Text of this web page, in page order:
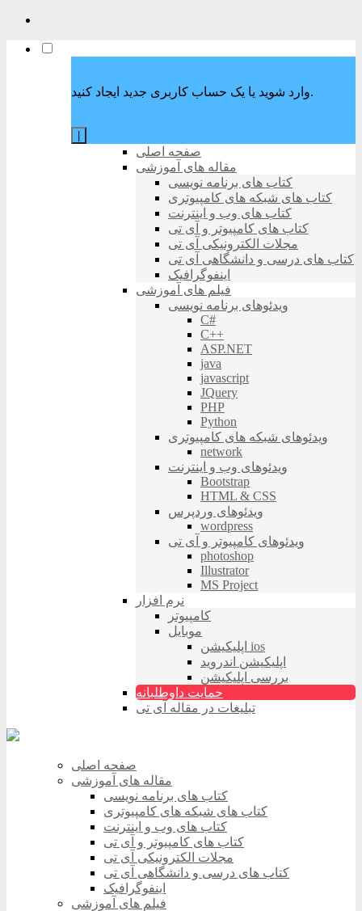
وارد شوید یا یک حساب کاربری جدید ایجاد کنید.
صفحه اصلی
مقاله های آموزشی
کتاب های برنامه نویسی
کتاب های شبکه های کامپیوتری
کتاب های وب و اینترنت
کتاب های کامپیوتر و آی تی
مجلات الکترونیکی آی تی
کتاب های درسی و دانشگاهی آی تی
اینفوگرافیک
فیلم های آموزشی
ویدئوهای برنامه نویسی
C#
C++
ASP.NET
java
javascript
JQuery
PHP
Python
ویدئوهای شبکه های کامپیوتری
network
ویدئوهای وب و اینترنت
Bootstrap
HTML & CSS
ویدئوهای وردپرس
wordpress
ویدئوهای کامپیوتر و آی تی
photoshop
Illustrator
MS Project
نرم افزار
کامپیوتر
موبایل
اپلیکیشن ios
اپلیکیشن اندروید
بررسی اپلیکیشن
حمایت داوطلبانه
تبلیغات در مقاله آی تی
صفحه اصلی
مقاله های آموزشی
کتاب های برنامه نویسی
کتاب های شبکه های کامپیوتری
کتاب های وب و اینترنت
کتاب های کامپیوتر و آی تی
مجلات الکترونیکی آی تی
کتاب های درسی و دانشگاهی آی تی
اینفوگرافیک
فیلم های آموزشی